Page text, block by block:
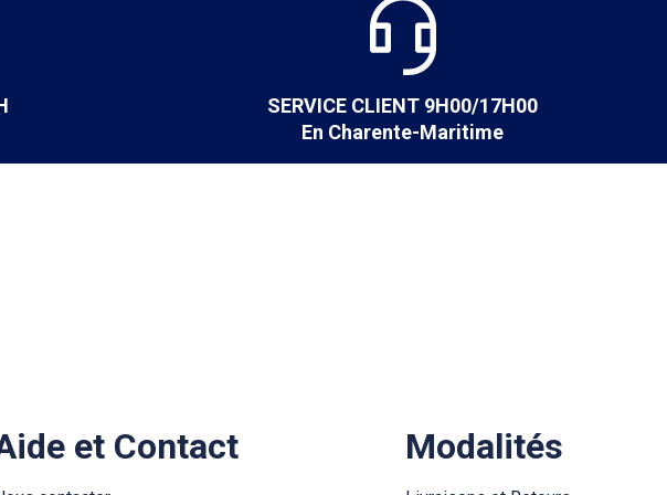
SERVICE CLIENT 9H00/17H00
En Charente-Maritime
et Contact Modalités